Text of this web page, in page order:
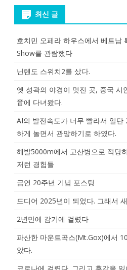
최신 글
호치민 오페라 하우스에서 베트남
Show를 관람했다
닌텐도 스위치2를 샀다.
옛 성곽의 야경이 멋진 곳, 중국 시
音에 다녀왔다.
AI의 발전속도가 너무 빨라서 일단
하게 놀면서 관망하기로 하였다.
해발5000m에서 고산병으로 적당
저런 경험들
금연 20주년 기념 포스팅
드디어 2025년이 되었다. 그래서
2년만에 감기에 걸렸다
파산한 마운트곡스(Mt.Gox)에서
았다.